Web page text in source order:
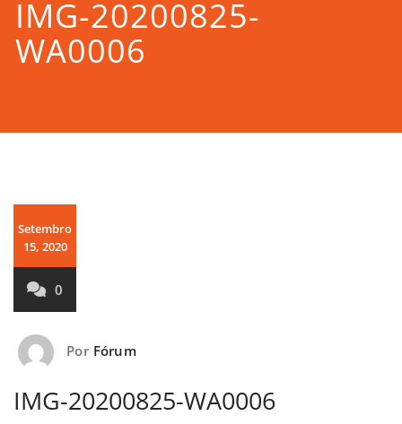
IMG-20200825-
WA0006
Setembro
15, 2020
0
Por Fórum
IMG-20200825-WA0006